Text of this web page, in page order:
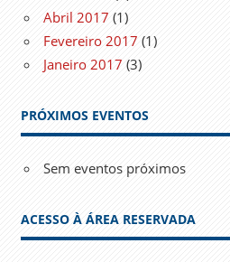
Abril 2017 (1)
Fevereiro 2017 (1)
Janeiro 2017 (3)
PRÓXIMOS EVENTOS
Sem eventos próximos
ACESSO À ÁREA RESERVADA